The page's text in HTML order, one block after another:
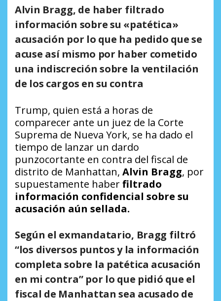
Alvin Bragg, de haber filtrado
información sobre su «patética»
acusación por lo que ha pedido que se
acuse así mismo por haber cometido
una indiscreción sobre la ventilación
de los cargos en su contra
Trump, quien está a horas de
comparecer ante un juez de la Corte
Suprema de Nueva York, se ha dado el
tiempo de lanzar un dardo
punzocortante en contra del fiscal de
distrito de Manhattan, Alvin Bragg, por
supuestamente haberfiltrado
información confidencial sobre su
acusación aún sellada.
Según el exmandatario, Bragg filtró
“los diversos puntos y la información
completa sobre la patética acusación
en mi contra” por lo que pidió que el
fiscal de Manhattan sea acusado de